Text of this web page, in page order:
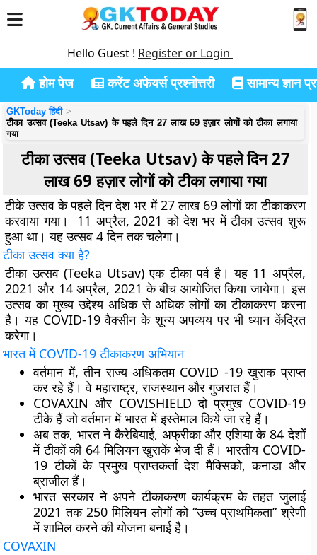
Hello Guest ! Register or Login
होम पेज करेंट अफेयर्स प्रश्नोत्तरी सामान्य ज्ञान
GKToday हिंदी
टीका उत्सव (Teeka Utsav) के पहले दिन 27 लाख 69 हज़ार लोगों को टीका लगाया
गया
टीका उत्सव (Teeka Utsav) के पहले दिन 27
लाख 69 हज़ार लोगों को टीका लगाया गया
टीके उत्सव के पहले दिन देश भर में 27 लाख 69 लोगों का टीकाकरण
करवाया गया। 11 अप्रैल, 2021 को देश भर में टीका उत्सव शुरू
हुआ था। यह उत्सव 4 दिन तक चलेगा।
टीका उत्सव क्या है?
टीका उत्सव (Teeka Utsav) एक टीका पर्व है। यह 11 अप्रैल,
2021 और 14 अप्रैल, 2021 के बीच आयोजित किया जायेगा। इस
उत्सव का मुख्य उद्देश्य अधिक से अधिक लोगों का टीकाकरण करना
है। यह COVID-19 वैक्सीन के शून्य अपव्यय पर भी ध्यान केंद्रित
करेगा।
भारत मेंCOVID-19टीकाकरण अभियान
वर्तमान में, तीन राज्य अधिकतम COVID -19 खुराक प्राप्त
कर रहे हैं। वे महाराष्ट्र, राजस्थान और गुजरात हैं।
COVAXIN और COVISHIELD दो प्रमुख COVID-19
टीके हैं जो वर्तमान में भारत में इस्तेमाल किये जा रहे हैं।
अब तक, भारत ने कैरेबियाई, अफ्रीका और एशिया के 84 देशों
में टीकों की 64 मिलियन खुराकें भेज दी हैं। भारतीय COVID-
19 टीकों के प्रमुख प्राप्तकर्ता देश मैक्सिको, कनाडा और
ब्राजील हैं।
भारत सरकार ने अपने टीकाकरण कार्यक्रम के तहत जुलाई
2021 तक 250 मिलियन लोगों को “उच्च प्राथमिकता” श्रेणी
में शामिल करने की योजना बनाई है।
COVAXIN